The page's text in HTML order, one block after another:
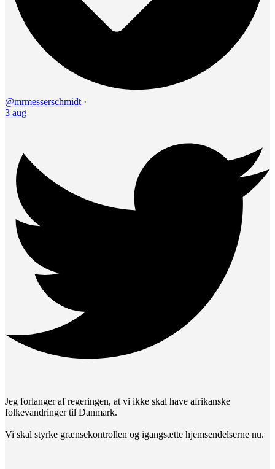
@mrmesserschmidt ·
3 aug
Jeg forlanger af regeringen, at vi ikke skal have afrikanske
folkevandringer til Danmark.
Vi skal styrke grænsekontrollen og igangsætte hjemsendelserne nu.